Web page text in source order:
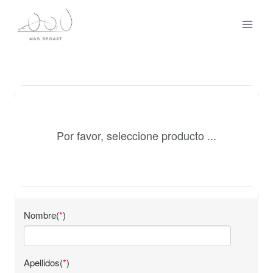
contingut
Por favor, seleccione producto ...
Nombre(*)
Apellidos(*)